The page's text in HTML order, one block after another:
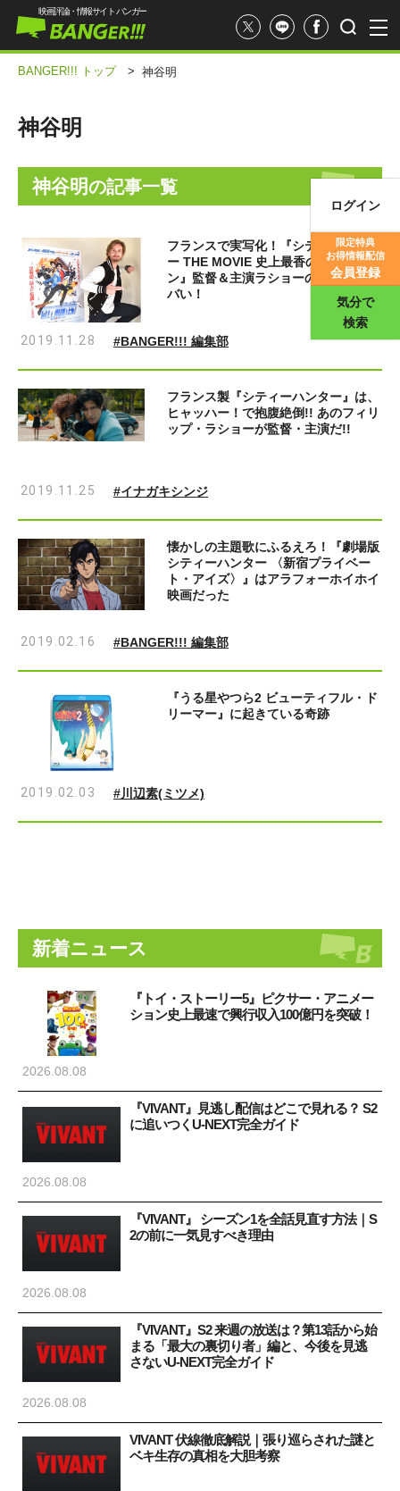
映画評価
映画評論・情報サイト バンガー
ログイン
限定特典
お得情報配信
会員登録
気分で
検索
BANGER!!! トップ > 神谷明
神谷明
神谷明の記事一覧
フランスで実写化！『シティーハンタ
ー THE MOVIE 史上最香のミッショ
ン』監督＆主演ラショーの原作愛がヤ
バい！
2019.11.28 #BANGER!!! 編集部
フランス製『シティーハンター』は、
ヒャッハー！で抱腹絶倒!! あのフィリ
ップ・ラショーが監督・主演だ!!
2019.11.25 #イナガキシンジ
懐かしの主題歌にふるえろ！『劇場版
シティーハンター 〈新宿プライベー
ト・アイズ〉』はアラフォーホイホイ
映画だった
2019.02.16 #BANGER!!! 編集部
『うる星やつら2 ビューティフル・ド
リーマー』に起きている奇跡
2019.02.03 #川辺素(ミツメ)
新着ニュース
『トイ・ストーリー5』ピクサー・アニメー
ション史上最速で興行収入100億円を突破！
2026.08.08
『VIVANT』見逃し配信はどこで見れる？ S2
に追いつくU-NEXT完全ガイド
2026.08.08
『VIVANT』 シーズン1を全話見直す方法｜S
2の前に一気見すべき理由
2026.08.08
『VIVANT』S2 来週の放送は？第13話から始
まる「最大の裏切り者」編と、今後を見逃
さないU-NEXT完全ガイド
2026.08.08
VIVANT 伏線徹底解説｜張り巡らされた謎と
ベキ生存の真相を大胆考察